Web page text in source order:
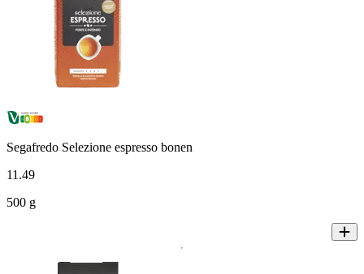
Segafredo Selezione espresso bonen
11 .49
500 g